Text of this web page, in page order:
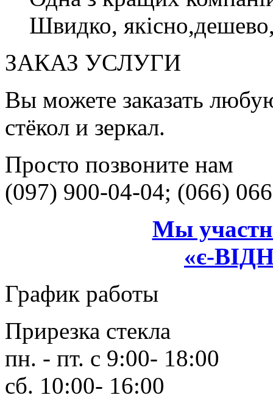
Швидко,
ЗАКАЗ УСЛУГИ
Вы можете заказать
стёкол и зеркал.
Просто позвоните нам
(097) 900-04-04; (066)
Мы
«є-
График работы
Прирезка стекла
пн. - пт. с 9:00- 18:00
сб. 10:00- 16:00